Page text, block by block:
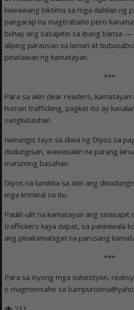
kawawang biktima sa mga dahilan ng
pangarap na magtrabaho pero
buhay ang sasapitin sa ibang bansa —
aliping parausan sa laman at
pinatawan ng kamatayan.
***
Para sa akin dear readers,
human trafficking, pagkat ito ay
sangkatauhan.
Iwinangis tayo sa diwa ng Diyos sa
dudungisan, wawasakin na parang
maruming basahan.
Diyos na lumikha sa atin ang
mga kriminal na ito.
Paulit-ulit na kamatayan ang sinasapit
traffickers kaya dapat, sa paniniwala
ang pinakamabigat na parusang
***
Para sa inyong mga suhestyon,
o magmensahe sa